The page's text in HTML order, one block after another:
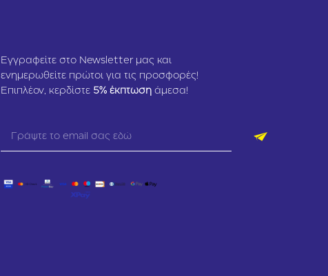
Εγγραφείτε στο Newsletter μας και
ενημερωθείτε πρώτοι για τις προσφορές!
Επιπλέον, κερδίστε 5% έκπτωση άμεσα!